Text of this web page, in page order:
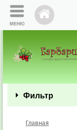
Фильтр
Главная